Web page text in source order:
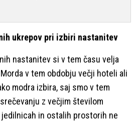
ukrepov pri izbiri nastanitev
nastanitev si v tem času velja
v tem obdobju večji hoteli ali
modra izbira, saj smo v tem
z večjim številom
in ostalih prostorih ne